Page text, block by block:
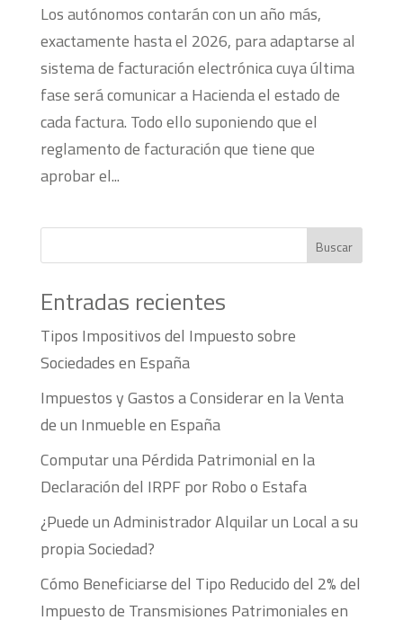
Los autónomos contarán con un año más,
exactamente hasta el 2026, para adaptarse al
sistema de facturación electrónica cuya última
fase será comunicar a Hacienda el estado de
cada factura. Todo ello suponiendo que el
reglamento de facturación que tiene que
aprobar el...
Buscar
Entradas recientes
Tipos Impositivos del Impuesto sobre
Sociedades en España
Impuestos y Gastos a Considerar en la Venta
de un Inmueble en España
Computar una Pérdida Patrimonial en la
Declaración del IRPF por Robo o Estafa
¿Puede un Administrador Alquilar un Local a su
propia Sociedad?
Cómo Beneficiarse del Tipo Reducido del 2% del
Impuesto de Transmisiones Patrimoniales en